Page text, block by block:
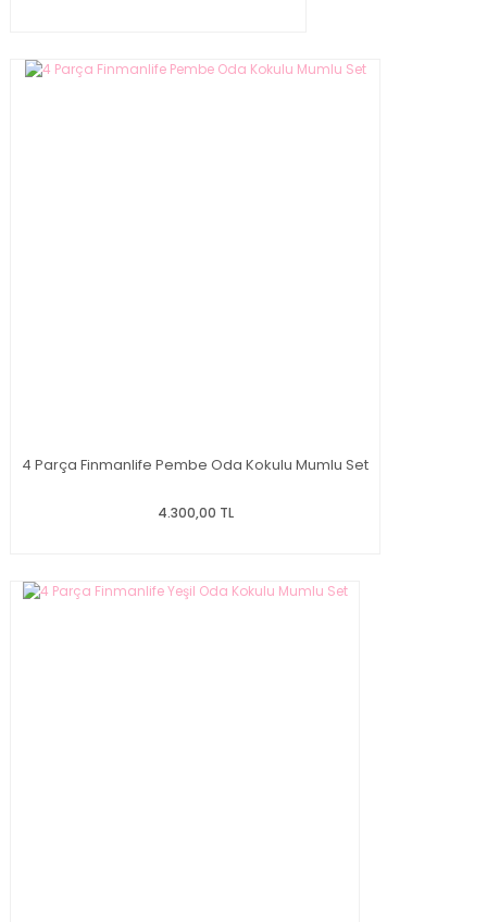
4 Parça Finmanlife Pembe Oda Kokulu Mumlu Set
4.300,00 TL